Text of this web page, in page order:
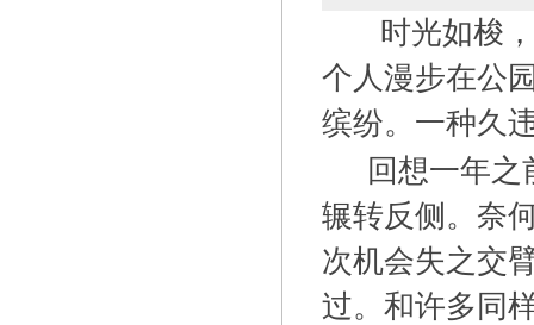
时光如梭
个人漫步在公
缤纷。一种久
回想一年之
辗转反侧。奈
次机会失之交
过。和许多同